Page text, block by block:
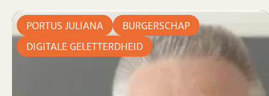
PORTUS JULIANA
BURGERSCHAP
DIGITALE GELETTERDHEID